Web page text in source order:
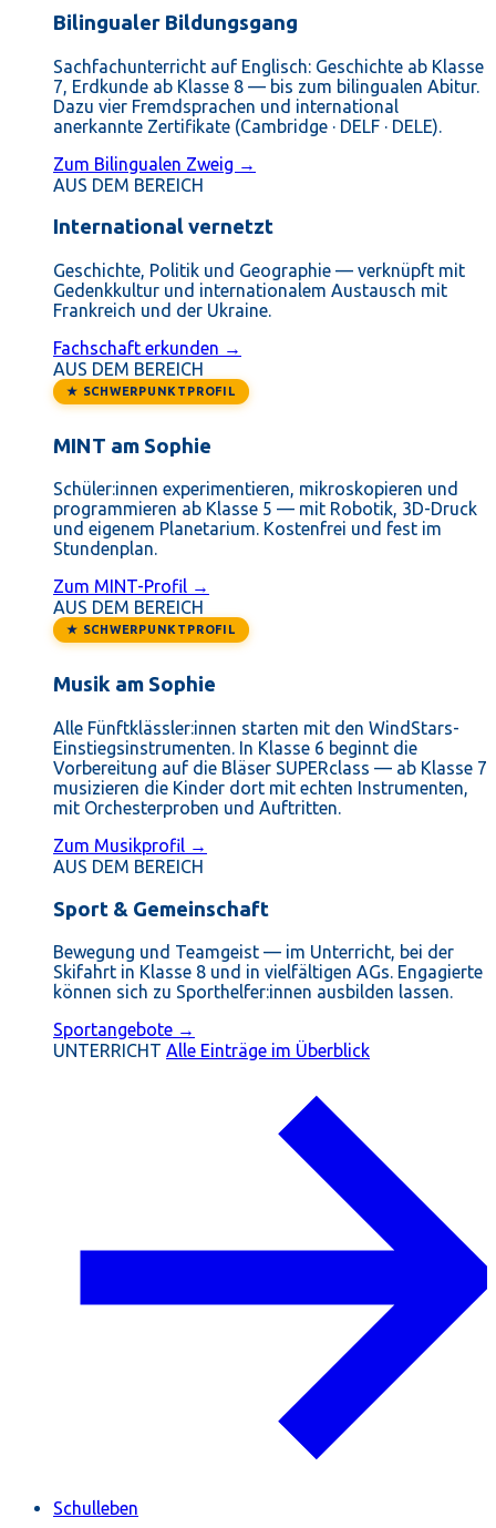
Bilingualer Bildungsgang
Sachfachunterricht auf Englisch: Geschichte ab Klasse
7, Erdkunde ab Klasse 8 — bis zum bilingualen Abitur.
Dazu vier Fremdsprachen und international
anerkannte Zertifikate (Cambridge · DELF · DELE).
Zum Bilingualen Zweig →
AUS DEM BEREICH
International vernetzt
Geschichte, Politik und Geographie — verknüpft mit
Gedenkkultur und internationalem Austausch mit
Frankreich und der Ukraine.
Fachschaft erkunden →
AUS DEM BEREICH
★ SCHWERPUNKTPROFIL
MINT am Sophie
Schüler:innen experimentieren, mikroskopieren und
programmieren ab Klasse 5 — mit Robotik, 3D-Druck
und eigenem Planetarium. Kostenfrei und fest im
Stundenplan.
Zum MINT-Profil →
AUS DEM BEREICH
★ SCHWERPUNKTPROFIL
Musik am Sophie
Alle Fünftklässler:innen starten mit den WindStars-
Einstiegsinstrumenten. In Klasse 6 beginnt die
Vorbereitung auf die Bläser SUPERclass — ab Klasse 7
musizieren die Kinder dort mit echten Instrumenten,
mit Orchesterproben und Auftritten.
Zum Musikprofil →
AUS DEM BEREICH
Sport & Gemeinschaft
Bewegung und Teamgeist — im Unterricht, bei der
Skifahrt in Klasse 8 und in vielfältigen AGs. Engagierte
können sich zu Sporthelfer:innen ausbilden lassen.
Sportangebote →
UNTERRICHT Alle Einträge im Überblick
Schulleben